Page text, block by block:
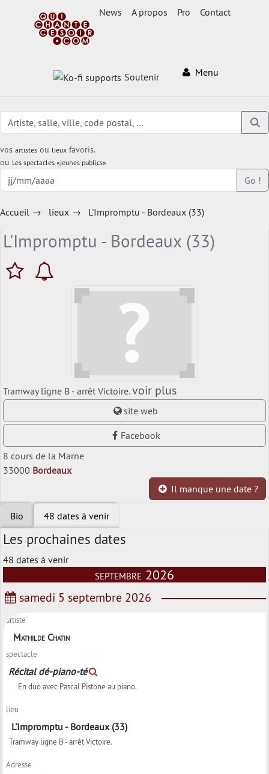
News A propos Pro Contact
Soutenir Menu
vos artistes ou lieux favoris.
ou Les spectacles «jeunes publics»
Go !
Accueil → lieux → L'Impromptu - Bordeaux (33)
L'Impromptu - Bordeaux (33)
Tramway ligne B - arrêt Victoire.voir plus
site web
Facebook
8 cours de la Marne
33000 Bordeaux
Il manque une date ?
Bio 48 dates à venir
Les prochaines dates
48 dates à venir
septembre 2026
samedi 5 septembre 2026
artiste
Mathilde Chatin
spectacle
Récital dé-piano-té
En duo avec Pascal Pistone au piano.
lieu
L'Impromptu - Bordeaux (33)
Tramway ligne B - arrêt Victoire.
Adresse